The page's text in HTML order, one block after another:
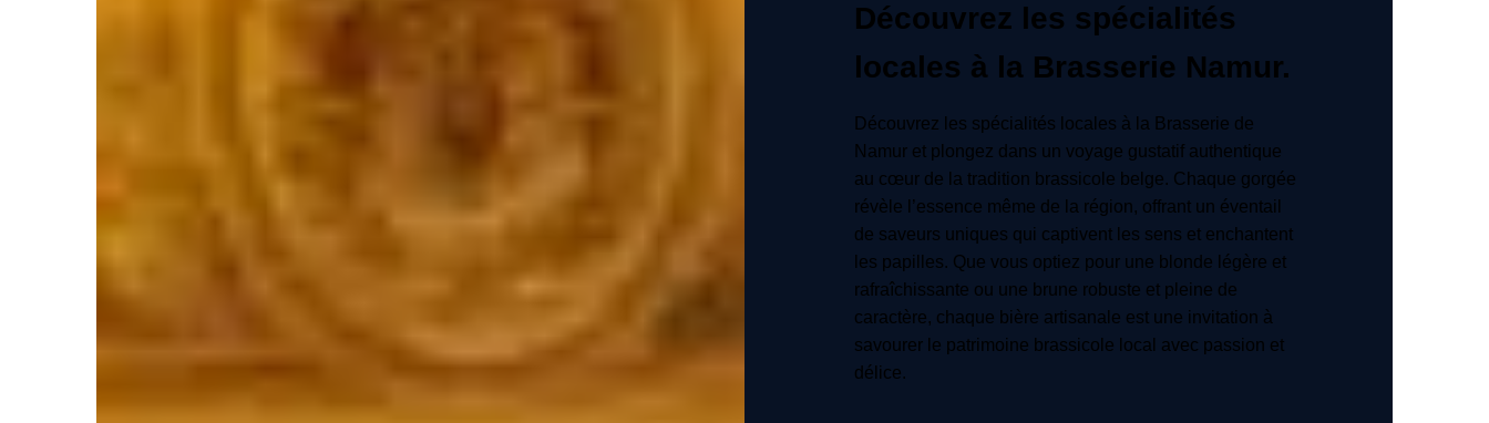
Découvrez les spécialités
locales à la Brasserie Namur.
Découvrez les spécialités locales à la Brasserie de
Namur et plongez dans un voyage gustatif authentique
au cœur de la tradition brassicole belge. Chaque gorgée
révèle l’essence même de la région, offrant un éventail
de saveurs uniques qui captivent les sens et enchantent
les papilles. Que vous optiez pour une blonde légère et
rafraîchissante ou une brune robuste et pleine de
caractère, chaque bière artisanale est une invitation à
savourer le patrimoine brassicole local avec passion et
délice.